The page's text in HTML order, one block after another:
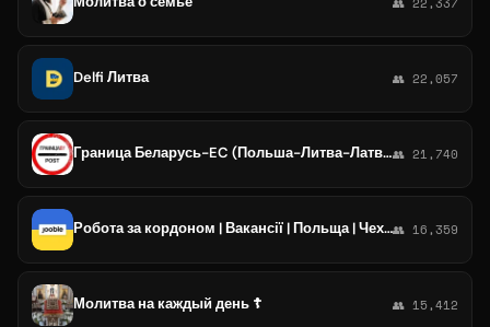
Delfi Литва 👥 22,057
Граница Беларусь-EC (Польша-Литва-Латвия)👥 21,740
Робота за кордоном | Вакансії | Польща | Чехія | Словаччина | Німеччина | Нідерланди | Литва | Латвія | Естонія | Франція👥 16,359
Молитва на каждый день ☦️ 👥 15,412